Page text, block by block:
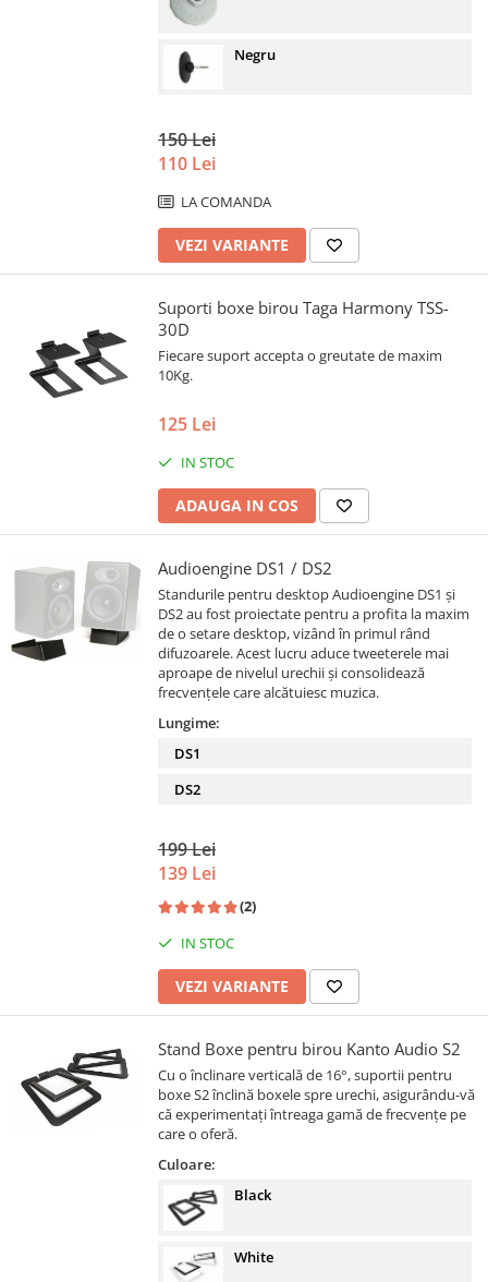
Negru
150 Lei
110 Lei
LA COMANDA
VEZI VARIANTE
Suporti boxe birou Taga Harmony TSS-
30D
Fiecare suport accepta o greutate de maxim
10Kg.
125 Lei
IN STOC
ADAUGA IN COS
Audioengine DS1 / DS2
Standurile pentru desktop Audioengine DS1 și
DS2 au fost proiectate pentru a profita la maxim
de o setare desktop, vizând în primul rând
difuzoarele. Acest lucru aduce tweeterele mai
aproape de nivelul urechii și consolidează
frecvențele care alcătuiesc muzica.
Lungime:
DS1
DS2
199 Lei
139 Lei
(2)
IN STOC
VEZI VARIANTE
Stand Boxe pentru birou Kanto Audio S2
Cu o înclinare verticală de 16°, suportii pentru
boxe S2 înclină boxele spre urechi, asigurându-vă
că experimentați întreaga gamă de frecvențe pe
care o oferă.
Culoare:
Black
White